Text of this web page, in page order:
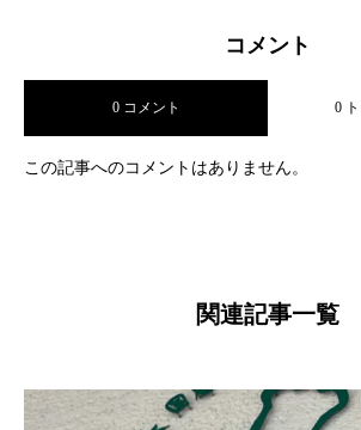
コメント
0 コメント 0
この記事へのコメントはありません。
関連記事一覧